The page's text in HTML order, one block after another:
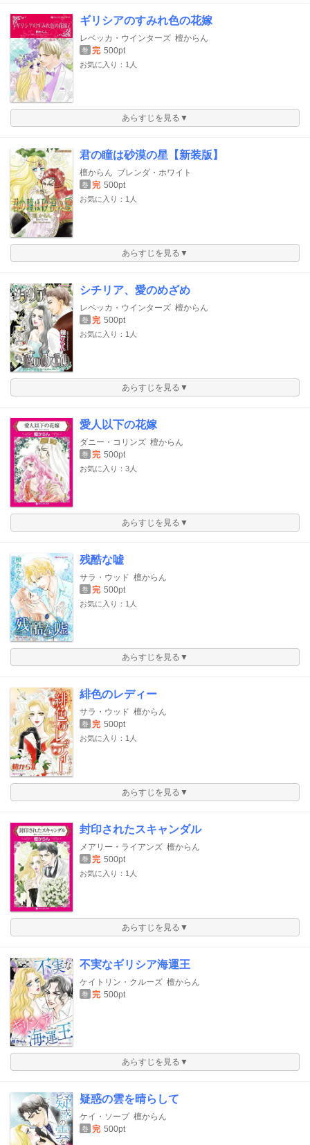
ギリシアのすみれ色の花嫁
レベッカ・ウインターズ 檀からん
巻 完 500pt
お気に入り：1人
あらすじを見る▼
君の瞳は砂漠の星【新装版】
檀からん ブレンダ・ホワイト
巻 完 500pt
お気に入り：1人
あらすじを見る▼
シチリア、愛のめざめ
レベッカ・ウインターズ 檀からん
巻 完 500pt
お気に入り：1人
あらすじを見る▼
愛人以下の花嫁
ダニー・コリンズ 檀からん
巻 完 500pt
お気に入り：3人
あらすじを見る▼
残酷な嘘
サラ・ウッド 檀からん
巻 完 500pt
お気に入り：1人
あらすじを見る▼
緋色のレディー
サラ・ウッド 檀からん
巻 完 500pt
お気に入り：1人
あらすじを見る▼
封印されたスキャンダル
メアリー・ライアンズ 檀からん
巻 完 500pt
お気に入り：1人
あらすじを見る▼
不実なギリシア海運王
ケイトリン・クルーズ 檀からん
巻 完 500pt
あらすじを見る▼
疑惑の雲を晴らして
ケイ・ソープ 檀からん
巻 完 500pt